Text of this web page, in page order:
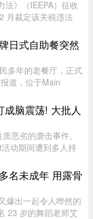
法》（IEEPA）征收
月裁定该关税违法
和 338 条款）纷
日式自助餐突然
多年的老餐厅，正式
道，位于Main
营业。Maki Zushi
30 ...
脑震荡! 大批人
恶劣的袭击事件。
动期间遭到多人持
却迟迟没有人上前制
...
名未成年 用露骨
爆出一起令人哗然的
23 岁的舞蹈老师艾